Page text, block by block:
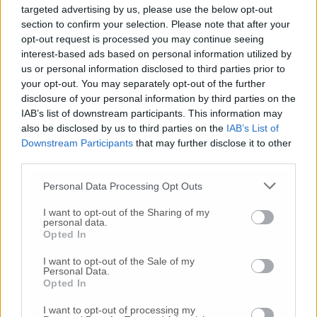
targeted advertising by us, please use the below opt-out
section to confirm your selection. Please note that after your
opt-out request is processed you may continue seeing
interest-based ads based on personal information utilized by
us or personal information disclosed to third parties prior to
your opt-out. You may separately opt-out of the further
disclosure of your personal information by third parties on the
IAB’s list of downstream participants. This information may
also be disclosed by us to third parties on the IAB’s List of
Downstream Participants that may further disclose it to other
Personal Data Processing Opt Outs
I want to opt-out of the Sharing of my
personal data.
Opted In
I want to opt-out of the Sale of my
Personal Data.
Opted In
I want to opt-out of processing my
© RIPRODUZIONE RISERVATA
Vai alla home
Nessun commento presente
Commenta